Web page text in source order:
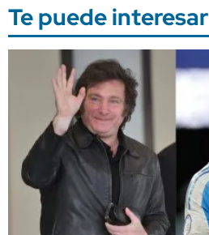
Te puede interesar